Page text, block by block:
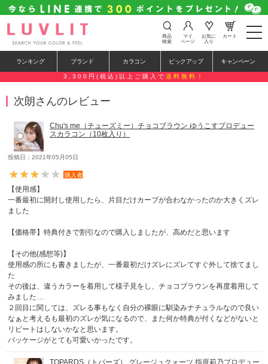
t
o
e
n
a
商品
検索
マイ
ページ
お気に
入り
カート
ランキング ブランド カラコン ピックアップ キャンペーン
3,300円(税込)以上ご購入で 送料無料！
次朗さんのレビュー
Chu's me（チューズミー）チョコブラウン ゆうこすプロデュー
スカラコン（10枚入り）
投稿日：2021年05月05日
購入者
【使用感】
一番最初に開封し使用したら、片目だけカーブが合わなかったのか大きくズレ
ました
【価格帯】特典付きで割引なので購入しましたが、高めだと思います
【その他(感想等)】
使用感の所にも書きましたが、一番最初だけズレにズレてすぐ外して捨てまし
た
その後は、違うカラーを着用して様子見をし、チョコブラウンを再度着用して
みました…
２回目に関しては、ズレる事もなく自分の裸眼に馴染みナチュラルなので良い
なぁと考えるも最初のズレが気になるので、また何か特典が付くなどがないと
リピートはしないかなと思います。
パッケージがとても可愛いかったです。
TOPARDS（トパーズ） グレージュクォーツ 指原莉乃プロデュー